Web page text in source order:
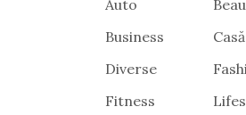
Auto
Business
Diverse
Fitness